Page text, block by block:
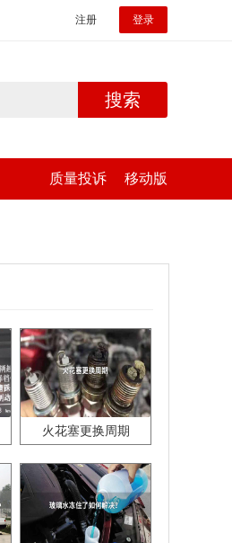
注册 登录
搜索
质量投诉 移动版
火花塞更换周期